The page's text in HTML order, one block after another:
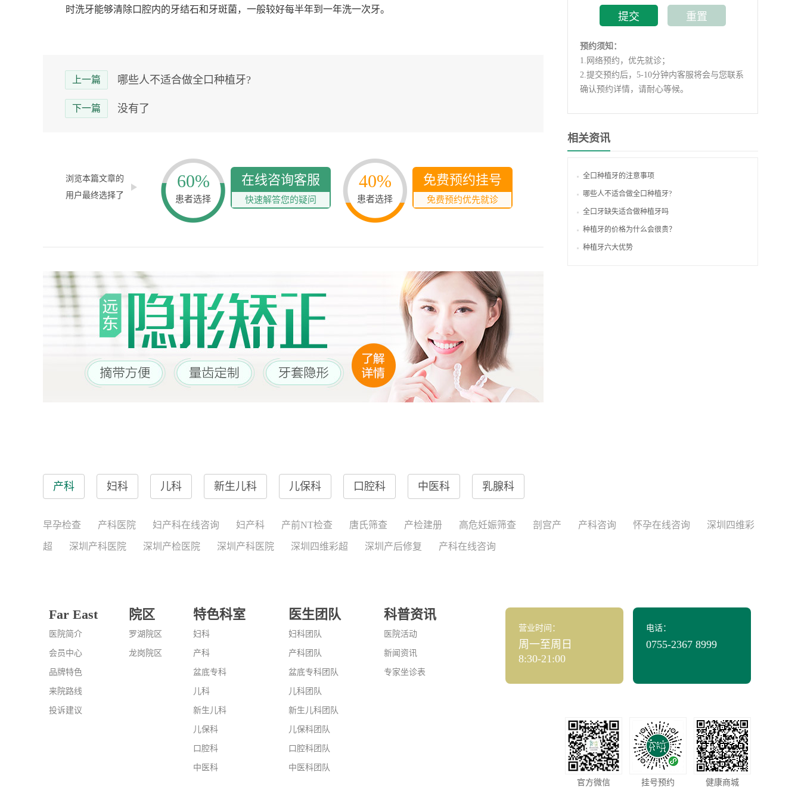
时洗牙能够清除口腔内的牙结石和牙斑菌，一般较好每半年到一年洗一次牙。
上一篇 哪些人不适合做全口种植牙?
下一篇 没有了
浏览本篇文章的
用户最终选择了
60%
患者选择
在线咨询客服
快速解答您的疑问
40%
患者选择
免费预约挂号
免费预约优先就诊
预约须知：
1. 网络预约，优先就诊；
2.提交预约后，5-10分钟内客服将会与您联系
确认预约详情，请耐心等候。
相关资讯
全口种植牙的注意事项
哪些人不适合做全口种植牙?
全口牙缺失适合做种植牙吗
种植牙的价格为什么会很贵？
种植牙六大优势
产科 妇科 儿科 新生儿科 儿保科 口腔科 中医科 乳腺科
早孕检查 产科医院 妇产科在线咨询 妇产科 产前NT检查 唐氏筛查 产检建册 高危妊娠筛查 剖宫产 产科咨询 怀孕在线咨询 深圳四维彩
超 深圳产科医院 深圳产检医院 深圳产科医院 深圳四维彩超 深圳产后修复 产科在线咨询
Far East
医院简介
会员中心
品牌特色
来院路线
投诉建议
院区
罗湖院区
龙岗院区
特色科室
妇科
产科
盆底专科
儿科
新生儿科
儿保科
口腔科
中医科
医生团队
妇科团队
产科团队
盆底专科团队
儿科团队
新生儿科团队
儿保科团队
口腔科团队
中医科团队
科普资讯
医院活动
新闻资讯
专家坐诊表
营业时间：
周一至周日
8:30-21:00
电话：
0755-2367 8999
官方微信 挂号预约 健康商城